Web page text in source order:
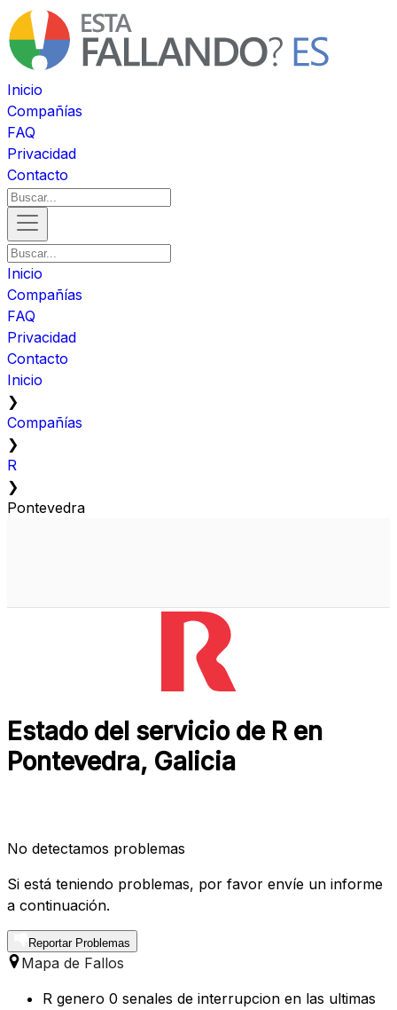
Inicio
Compañías
FAQ
Privacidad
Contacto
Inicio
Compañías
FAQ
Privacidad
Contacto
Inicio
❯
Compañías
❯
R
❯
Pontevedra
Estado del servicio de R en
Pontevedra, Galicia
No detectamos problemas
Si está teniendo problemas, por favor envíe un informe
a continuación.
Reportar Problemas
Mapa de Fallos
R genero 0 senales de interrupcion en las ultimas